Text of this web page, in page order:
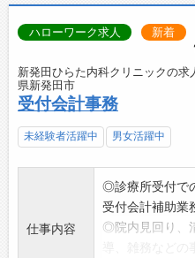
ハローワーク求人 新着
新発田ひらた内科クリニックの求
県新発田市
受付会計事務
未経験者活躍中 男女活躍中
仕事内容
◎診療所受付で
受付会計補助業
◎院内見回り、